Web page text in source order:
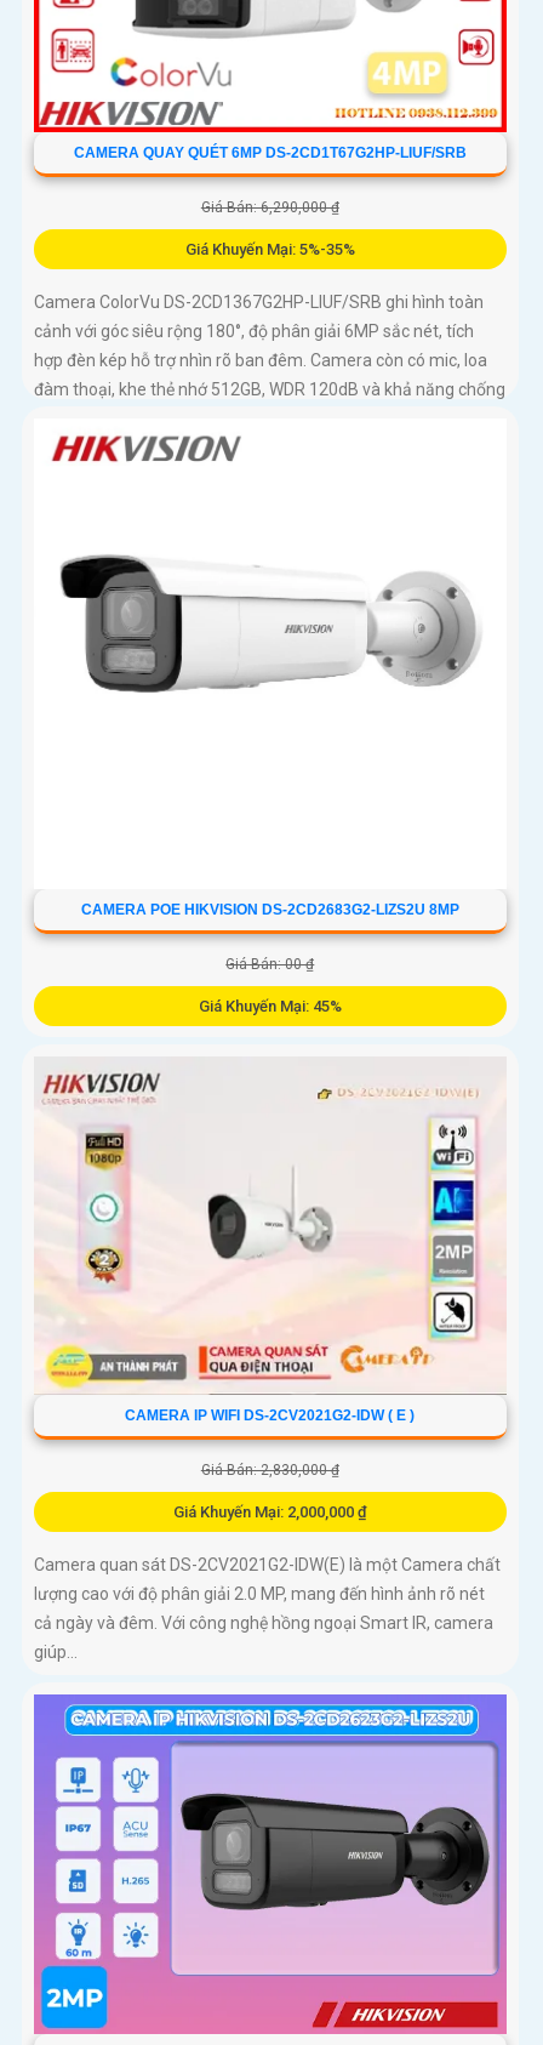
CAMERA QUAY QUÉT 6MP DS-2CD1T67G2HP-LIUF/SRB
Giá Bán: 6,290,000 ₫
Giá Khuyến Mại: 5%-35%
Camera ColorVu DS-2CD1367G2HP-LIUF/SRB ghi hình toàn
cảnh với góc siêu rộng 180°, độ phân giải 6MP sắc nét, tích
hợp đèn kép hỗ trợ nhìn rõ ban đêm. Camera còn có mic, loa
đàm thoại, khe thẻ nhớ 512GB, WDR 120dB và khả năng chống
CAMERA POE HIKVISION DS-2CD2683G2-LIZS2U 8MP
Giá Bán: 00 ₫
Giá Khuyến Mại: 45%
Thu Âm và Phát hiện chuyển động, Chống Ngược Sáng DWDR
150db, hình ảnh rõ dù ở đâu, dành cho các công trình chuyên
dụng. Công nghệ H.265+/H
CAMERA IP WIFI DS-2CV2021G2-IDW ( E )
Giá Bán: 2,830,000 ₫
Giá Khuyến Mại: 2,000,000 ₫
Camera quan sát DS-2CV2021G2-IDW(E) là một Camera chất
lượng cao với độ phân giải 2.0 MP, mang đến hình ảnh rõ nét
cả ngày và đêm. Với công nghệ hồng ngoại Smart IR, camera
giúp...